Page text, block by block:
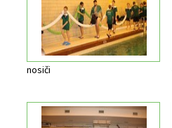
nosiči